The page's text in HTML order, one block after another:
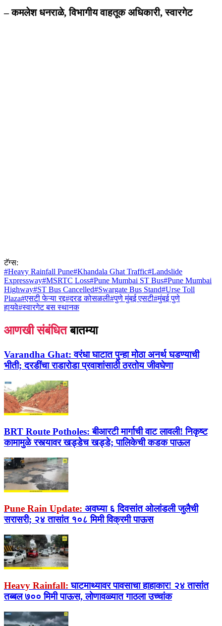
– कमलेश धनराळे, विभागीय वाहतूक अधिकारी, स्वारगेट
टॅग्स:
#Heavy Rainfall Pune#Khandala Ghat Traffic#Landslide
Expressway#MSRTC Loss#Pune Mumbai ST Bus#Pune Mumbai
Highway#ST Bus Cancelled#Swargate Bus Stand#Urse Toll
Plaza#एसटी फेऱ्या रद्द#दरड कोसळली#पुणे मुंबई एसटी#मुंबई पुणे
हायवे#स्वारगेट बस स्थानक
आणखी संबंधित बातम्या
Varandha Ghat: वरंधा घाटात पुन्हा मोठा अनर्थ घडण्याची
भीती; दरडींचा राडारोडा प्रवाशांसाठी ठरतोय जीवघेणा
BRT Route Potholes: बीआरटी मार्गाची वाट लावली! निकृष्ट
कामामुळे रस्त्यावर खड्डेच खड्डे; पालिकेची कडक पाऊल
Pune Rain Update: अवघ्या ६ दिवसांत ओलांडली जुलैची
सरासरी; २४ तासांत १०८ मिमी विक्रमी पाऊस
Heavy Rainfall: घाटमाथ्यावर पावसाचा हाहाकार! २४ तासांत
तब्बल ७०० मिमी पाऊस, लोणावळ्यात गाठला उच्चांक